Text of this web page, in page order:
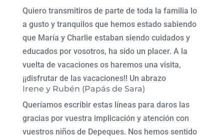
Quiero transmitiros de parte de toda la familia lo
a gusto y tranquilos que hemos estado sabiendo
que María y Charlie estaban siendo cuidados y
educados por vosotros, ha sido un placer. A la
vuelta de vacaciones os haremos una visita,
¡¡disfrutar de las vacaciones!! Un abrazo
Irene y Rubén (Papás de Sara)
Queríamos escribir estas líneas para daros las
gracias por vuestra implicación y atención con
vuestros niños de Depeques. Nos hemos sentido